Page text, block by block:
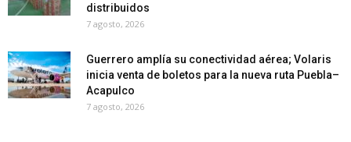
distribuidos
7 agosto, 2026
Guerrero amplía su conectividad aérea; Volaris
inicia venta de boletos para la nueva ruta Puebla–
Acapulco
7 agosto, 2026